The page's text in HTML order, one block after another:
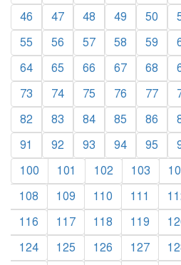
46
47 48 49 50
55
56 57 58 59
64
65 66 67 68
73
74 75 76 77
82
83 84 85 86
91
92 93 94 95
100
101 102 103
108
109 110 111
116
117 118 119
124
125 126 127